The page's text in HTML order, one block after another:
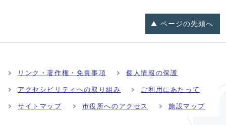
ページの先頭へ
リンク・著作権・免責事項 個人情報の保護
アクセシビリティへの取り組み ご利用にあたって
サイトマップ 市役所へのアクセス 施設マップ